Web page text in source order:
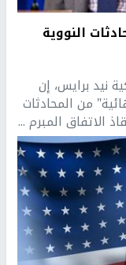
النووية
نيد برايس، إن
من المحادثات
الاتفاق المبرم ...